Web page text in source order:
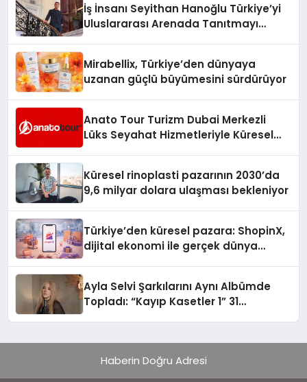
İş İnsanı Seyithan Hanoğlu Türkiye’yi
Uluslararası Arenada Tanıtmayı
Mirabellix, Türkiye’den dünyaya
uzanan güçlü büyümesini sürdürüyor
Anato Tour Turizm Dubai Merkezli
Lüks Seyahat Hizmetleriyle Küresel
Küresel rinoplasti pazarının 2030’da
9,6 milyar dolara ulaşması bekleniyor
Türkiye’den küresel pazara: ShopinX,
dijital ekonomi ile gerçek dünya
Ayla Selvi Şarkılarını Aynı Albümde
Topladı: “Kayıp Kasetler 1” 31
Haberin Doğru Adresi